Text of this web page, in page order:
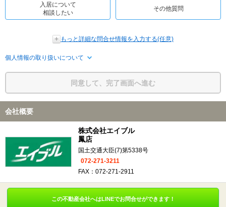
入居について
相談したい
その他質問
もっと詳細な問合せ情報を入力する(任意)
個人情報の取り扱いについて
同意して、完了画面へ進む
会社概要
株式会社エイブル
鳳店
国土交通大臣(7)第5338号
072-271-3211
FAX：072-271-2911
この不動産会社へはLINEでお問合せができます！